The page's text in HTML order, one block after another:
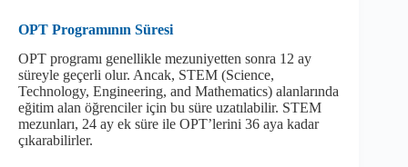
OPT Programının Süresi
OPT programı genellikle mezuniyetten sonra 12 ay
süreyle geçerli olur. Ancak, STEM (Science,
Technology, Engineering, and Mathematics) alanlarında
eğitim alan öğrenciler için bu süre uzatılabilir. STEM
mezunları, 24 ay ek süre ile OPT’lerini 36 aya kadar
çıkarabilirler.